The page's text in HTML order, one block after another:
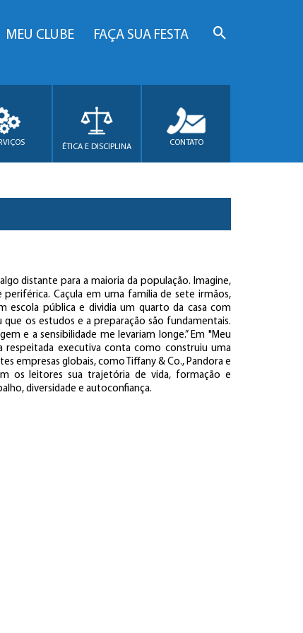
MEU CLUBE FAÇA SUA FESTA
ÉTICA E DISCIPLINA CONTATO
distante para a maioria da população. Imagine,
Caçula em uma família de sete irmãos,
escola pública e dividia um quarto da casa com
que os estudos e a preparação são fundamentais.
e a sensibilidade me levariam longe.” Em "Meu
respeitada executiva conta como construiu uma
empresas globais, como Tiffany & Co., Pandora e
os leitores sua trajetória de vida, formação e
diversidade e autoconfiança.